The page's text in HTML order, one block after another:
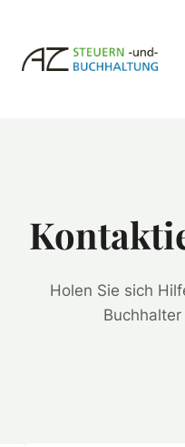
springen
Holen Sie sich